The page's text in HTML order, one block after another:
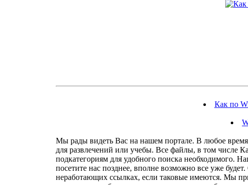
Как по
Мы рады видеть Вас на нашем портале. В любое
для развлечений или учебы. Все файлы, в том числе
подкатегориям для удобного поиска необходимого.
посетите нас позднее, вполне возможно все уже
неработающих ссылках, если таковые имеются. Мы